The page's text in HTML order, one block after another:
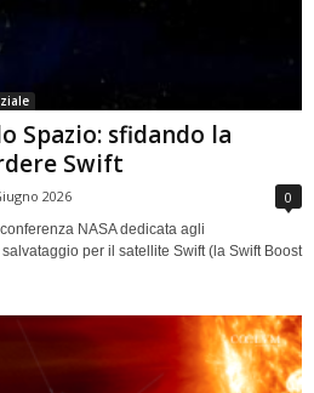
Spazio: sfidando la
Swift
2026 0
NASA dedicata agli
per il satellite Swift (la Swift Boost